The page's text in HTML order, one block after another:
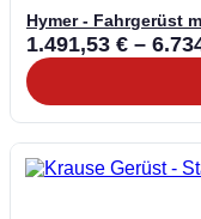
Hymer - Fahrgerüst
1.491,53 € –